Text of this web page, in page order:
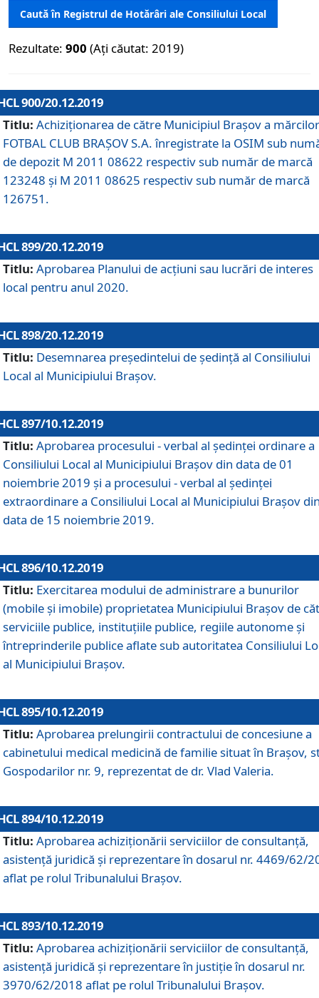
Caută în Registrul de Hotărâri ale Consiliului Local
Rezultate: 900 (Ați căutat: 2019)
900/20.12.2019
Titlu: Achiziționarea de către Municipiul Brașov a mărcilor
FOTBAL CLUB BRAȘOV S.A. înregistrate la OSIM sub
de depozit M 2011 08622 respectiv sub număr de marcă
123248 și M 2011 08625 respectiv sub număr de marcă
126751.
899/20.12.2019
Titlu: Aprobarea Planului de acţiuni sau lucrări de interes
local pentru anul 2020.
898/20.12.2019
Titlu: Desemnarea preşedintelui de şedinţă al Consiliului
Local al Municipiului Braşov.
897/10.12.2019
Titlu: Aprobarea procesului - verbal al şedinţei ordinare a
Consiliului Local al Municipiului Brașov din data de 01
noiembrie 2019 și a procesului - verbal al ședinței
extraordinare a Consiliului Local al Municipiului Brașov
data de 15 noiembrie 2019.
896/10.12.2019
Titlu: Exercitarea modului de administrare a bunurilor
(mobile și imobile) proprietatea Municipiului Brașov de
serviciile publice, instituțiile publice, regiile autonome și
întreprinderile publice aflate sub autoritatea Consiliului
al Municipiului Brașov.
895/10.12.2019
Titlu: Aprobarea prelungirii contractului de concesiune a
cabinetului medical medicină de familie situat în Braşov,
Gospodarilor nr. 9, reprezentat de dr. Vlad Valeria.
894/10.12.2019
Titlu: Aprobarea achiziţionării serviciilor de consultanţă,
asistenţă juridică şi reprezentare în dosarul nr. 4469/62/
aflat pe rolul Tribunalului Braşov.
893/10.12.2019
Titlu: Aprobarea achiziţionării serviciilor de consultanţă,
asistenţă juridică şi reprezentare în justiţie în dosarul nr.
3970/62/2018 aflat pe rolul Tribunalului Braşov.